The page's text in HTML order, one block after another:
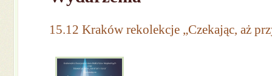
15.12 Kraków rekolekcje „Czekając, aż